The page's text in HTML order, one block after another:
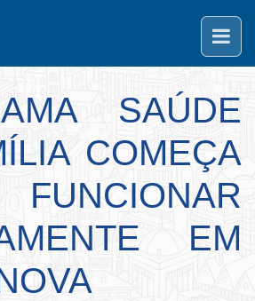
SAÚDE
COMEÇA
EM